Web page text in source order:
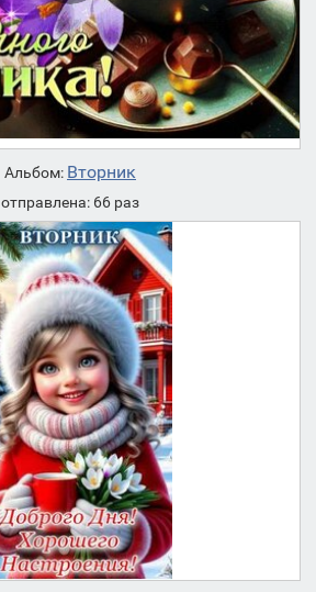
Альбом: Вторник
отправлена: 66 раз